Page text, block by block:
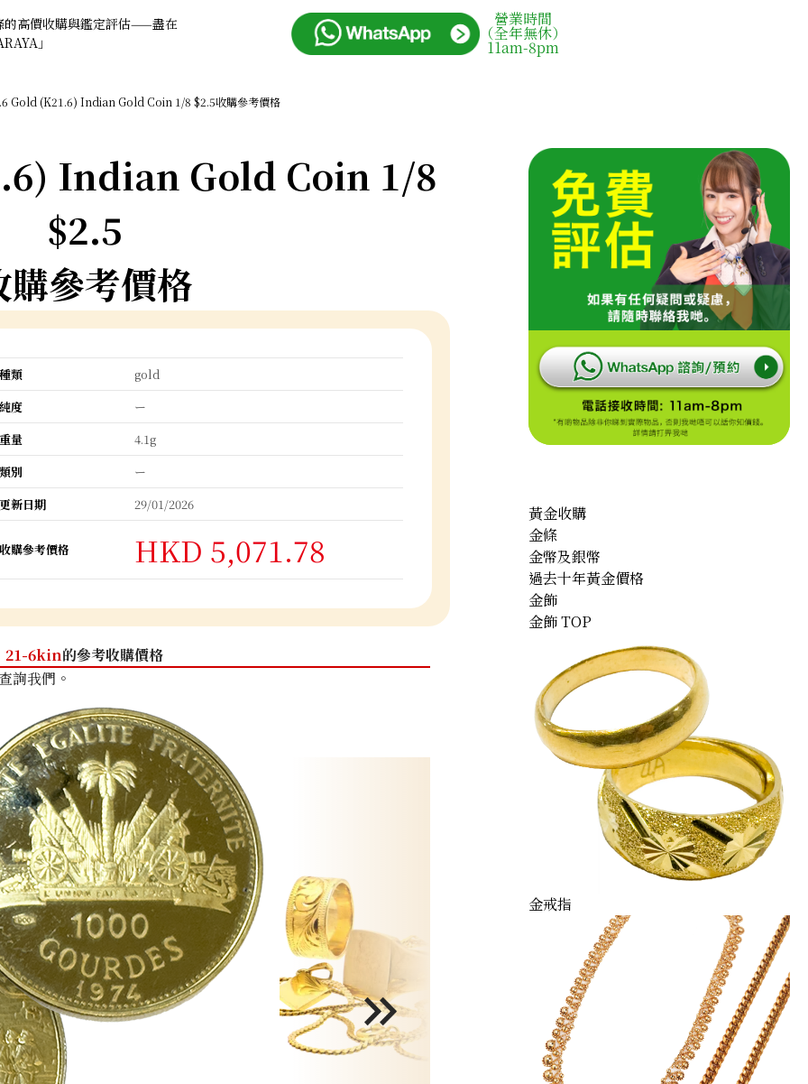
的高價收購與鑑定評估——盡在
」
營業時間
（全年無休）
11am-8pm
Gold (K21.6) Indian Gold Coin 1/8 $2.5收購參考價格
Indian Gold Coin 1/8
$2.5
購參考價格
種類
gold
純度
ー
重量
4.1g
類別
ー
更新日期
29/01/2026
收購參考價格 HKD 5,071.78
21-6kin的參考收購價格
詢我們。
黃金收購
金條
金幣及銀幣
過去十年黃金價格
金飾
金飾 TOP
金戒指